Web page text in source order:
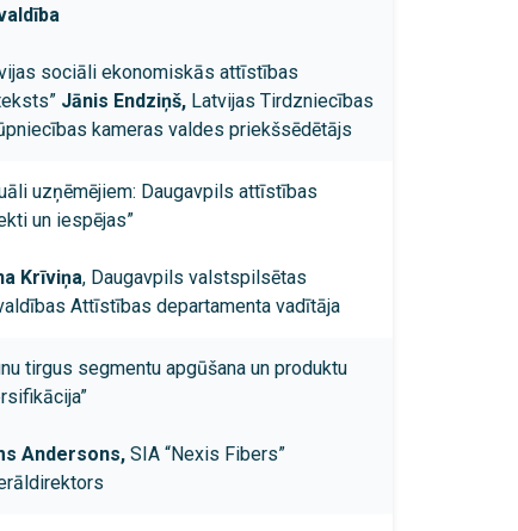
sociāli ekonomiskās attīstības
Jānis Endziņš, Latvijas Tirdzniecības
kameras valdes priekšsēdētājs
uzņēmējiem: Daugavpils attīstības
un iespējas”
Krīviņa, Daugavpils valstspilsētas
Attīstības departamenta vadītāja
tirgus segmentu apgūšana un produktu
Andersons, SIA “Nexis Fibers”